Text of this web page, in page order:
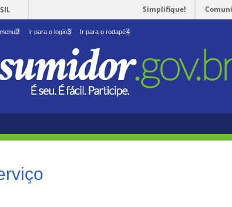
Simplifique!
2 Ir para o login3 Ir para o rodapé4